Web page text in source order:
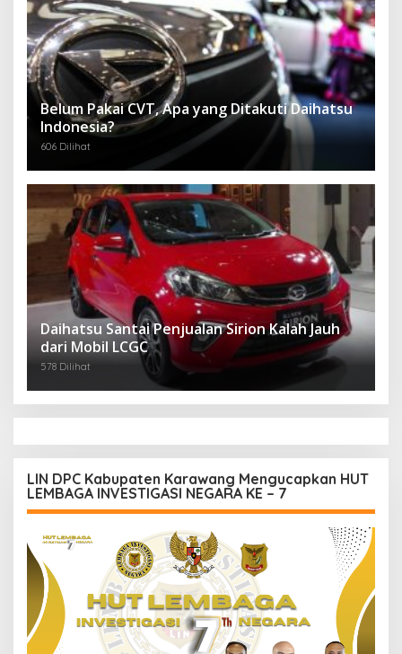
Belum Pakai CVT, Apa yang Ditakuti Daihatsu
Indonesia?
606 Dilihat
Daihatsu Santai Penjualan Sirion Kalah Jauh
dari Mobil LCGC
578 Dilihat
LIN DPC Kabupaten Karawang Mengucapkan HUT
LEMBAGA INVESTIGASI NEGARA KE – 7